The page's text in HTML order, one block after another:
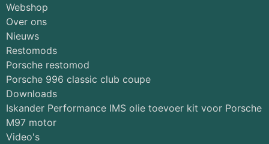
Webshop
Over ons
Nieuws
Restomods
Porsche restomod
Porsche 996 classic club coupe
Downloads
Iskander Performance IMS olie toevoer kit voor Porsche
M97 motor
Video's